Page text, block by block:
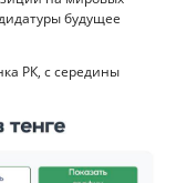
будущее
РК, с середины